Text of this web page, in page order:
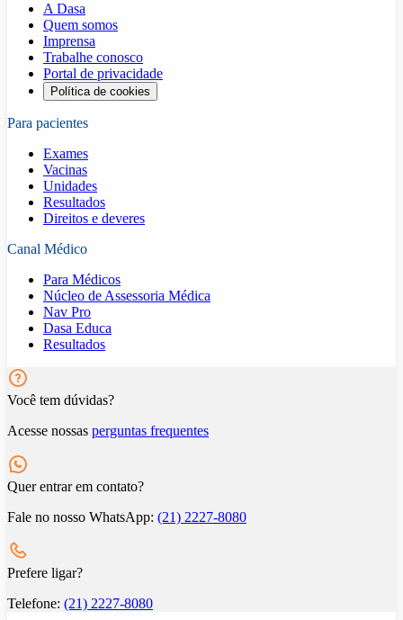
A Dasa
Quem somos
Imprensa
Trabalhe conosco
Portal de privacidade
Política de cookies
Para pacientes
Exames
Vacinas
Unidades
Resultados
Direitos e deveres
Canal Médico
Para Médicos
Núcleo de Assessoria Médica
Nav Pro
Dasa Educa
Resultados
Você tem dúvidas?
Acesse nossas perguntas frequentes
Quer entrar em contato?
Fale no nosso WhatsApp: (21) 2227-8080
Prefere ligar?
Telefone: (21) 2227-8080